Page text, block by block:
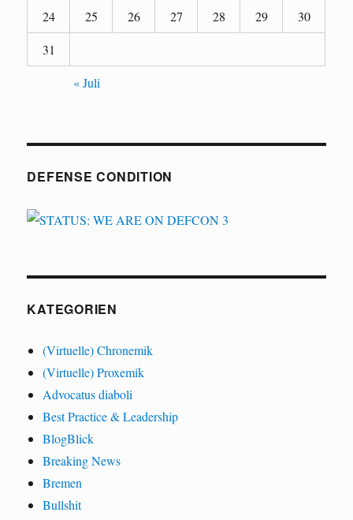
24 25 26 27 28 29
30
31
« Juli
DEFENSE CONDITION
KATEGORIEN
(Virtuelle) Chronemik
(Virtuelle) Proxemik
Advocatus diaboli
Best Practice & Leadership
BlogBlick
Breaking News
Bremen
Bullshit